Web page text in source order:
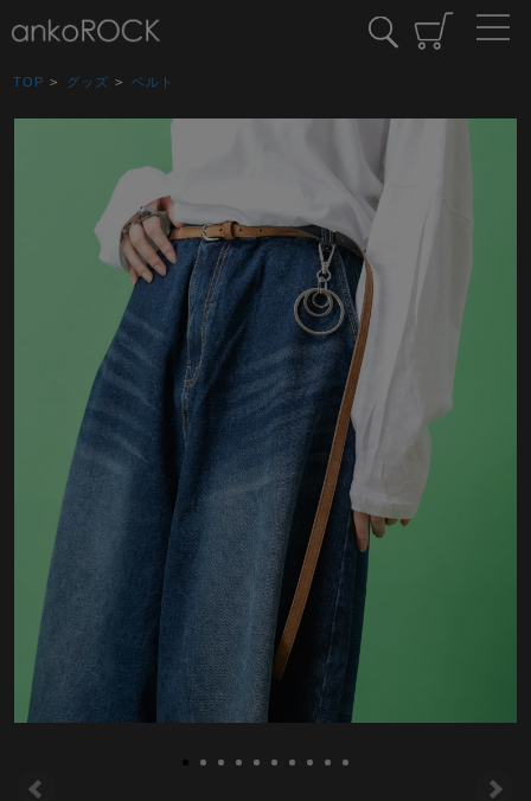
TOP > グッズ > ベルト